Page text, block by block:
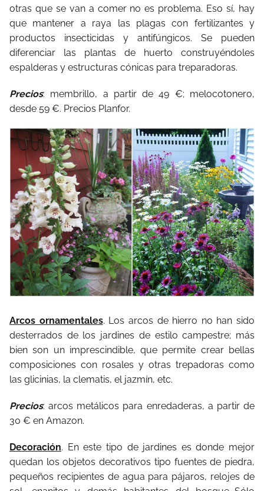
otras que se van a comer no es problema. Eso sí, hay
que mantener a raya las plagas con fertilizantes y
productos insecticidas y antifúngicos. Se pueden
diferenciar las plantas de huerto construyéndoles
espalderas y estructuras cónicas para treparadoras.
Precios: membrillo, a partir de 49 €; melocotonero,
desde 59 €. Precios Planfor.
Arcos ornamentales. Los arcos de hierro no han sido
desterrados de los jardines de estilo campestre; más
bien son un imprescindible, que permite crear bellas
composiciones con rosales y otras trepadoras como
las glicinias, la clematis, el jazmín, etc.
Precios: arcos metálicos para enredaderas, a partir de
30 € en Amazon.
Decoración. En este tipo de jardines es donde mejor
quedan los objetos decorativos tipo fuentes de piedra,
pequeños recipientes de agua para pájaros, relojes de